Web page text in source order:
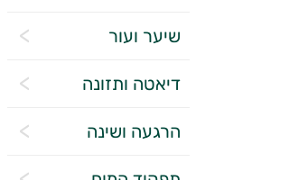
שיער ועור
דיאטה ותזונה
הרגעה ושינה